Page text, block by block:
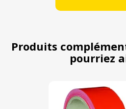
Produits
pourriez